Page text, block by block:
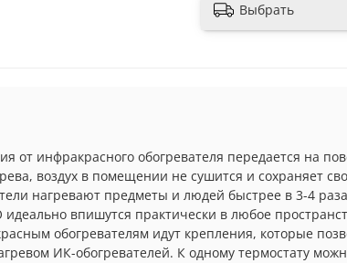
Выбрать
от инфракрасного обогревателя передается на
воздух в помещении не сушится и сохраняет
нагревают предметы и людей быстрее в 3-4
впишутся практически в любое
обогревателям идут крепления, которые
ИК-обогревателей. К одному термостату